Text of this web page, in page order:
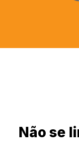
Não se